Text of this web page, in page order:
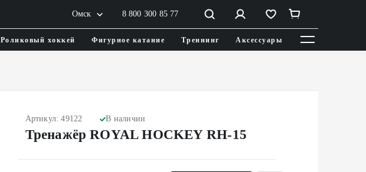
Омск 8 800 300 85 77
Роликовый хоккей Фигурное катание Треннинг Аксессуары
Артикул: 49122 В наличии
Тренажёр ROYAL HOCKEY RH-15